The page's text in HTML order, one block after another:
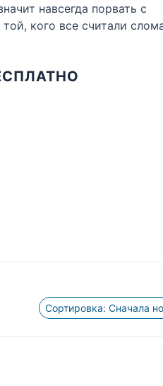
навсегда порвать с
кого все считали
Сортировка: